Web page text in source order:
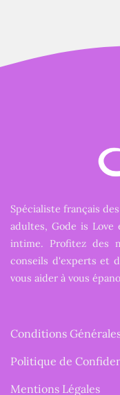
Spécialiste français
adultes, Gode is
intime. Profitez des
conseils d'experts et
vous aider à vous
Conditions
Politique de
Mentions Légales